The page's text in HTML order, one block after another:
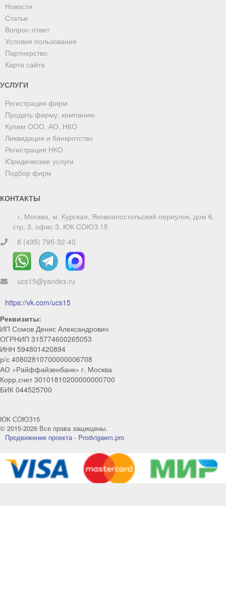
Новости
Статьи
Вопрос-ответ
Условия пользования
Партнерство
Карта сайта
УСЛУГИ
Регистрация фирм
Продать фирму, компанию
Купим ООО, АО, НКО
Ликвидация и банкротство
Регистрация НКО
Юридические услуги
Подбор фирм
КОНТАКТЫ
г. Москва, м. Курская, Яковоапостольский переулок, дом 6,
стр. 3, офис 3, ЮК СОЮЗ 15
8 (495) 795-32-40
ucs15@yandex.ru
https://vk.com/ucs15
Реквизиты:
ИП Сомов Денис Александрович
ОГРНИП 315774600265053
ИНН 594801420894
р/с 40802810700000006708
АО «Райффайзенбанк» г. Москва
Корр.счет 30101810200000000700
БИК 044525700
ЮК СОЮЗ15
© 2015-2026 Все права защищены.
Продвижение проекта - Prodvigaem.pro
ChatApp
Мы на связи!
Позвоните нам или свяжитесь с нами через любой
удобный мессенджер!
Telegram